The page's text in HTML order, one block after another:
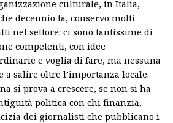
culturale, in Italia,
decennio fa, conservo molti
nel settore: ci sono tantissime di
competenti, con idee
e voglia di fare, ma nessuna
a salire oltre l’importanza locale.
si prova a crescere, se non si ha
politica con chi finanzia,
dei giornalisti che pubblicano i